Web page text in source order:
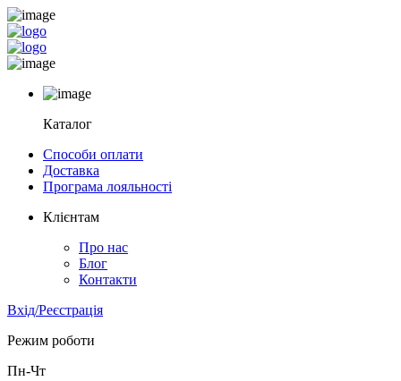
Каталог
Способи оплати
Доставка
Програма лояльності
Клієнтам
Про нас
Блог
Контакти
Вхід/Реєстрація
Режим роботи
Пн-Чт